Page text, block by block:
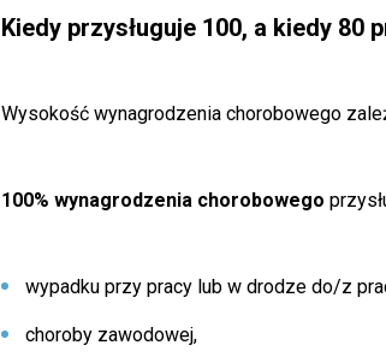
Kiedy przysługuje 100, a kiedy
Wysokość wynagrodzenia chorobowego
100% wynagrodzenia chorobowego
wypadku przy pracy lub w drodze do/z
choroby zawodowej,